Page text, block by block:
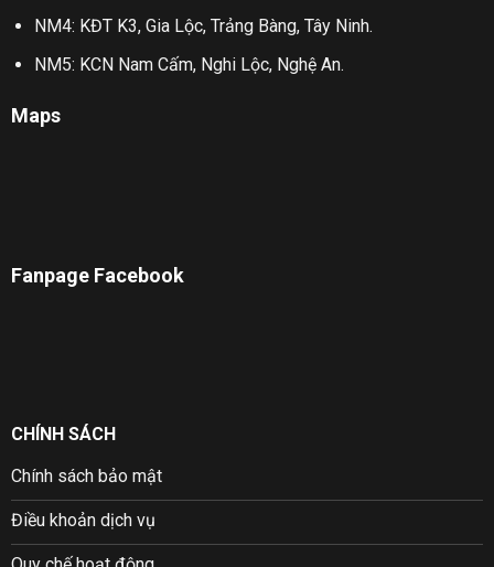
NM4: KĐT K3, Gia Lộc, Trảng Bàng, Tây Ninh.
NM5: KCN Nam Cấm, Nghi Lộc, Nghệ An.
Maps
Fanpage Facebook
CHÍNH SÁCH
Chính sách bảo mật
Điều khoản dịch vụ